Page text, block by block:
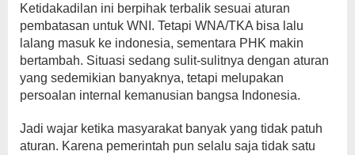
Ketidakadilan ini berpihak terbalik sesuai aturan
pembatasan untuk WNI. Tetapi WNA/TKA bisa lalu
lalang masuk ke indonesia, sementara PHK makin
bertambah. Situasi sedang sulit-sulitnya dengan aturan
yang sedemikian banyaknya, tetapi melupakan
persoalan internal kemanusian bangsa Indonesia.
Jadi wajar ketika masyarakat banyak yang tidak patuh
aturan. Karena pemerintah pun selalu saja tidak satu